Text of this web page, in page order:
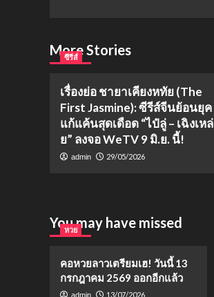
More Stories
ซีรีส์
เรื่องย่อ ชายาเคียงหทัย (The
First Jasmine): ซีรีส์จีนย้อนยุค
แก้แค้นสุดเดือด “ไป๋ลู่ – เฉิงเหล่
ย” ลงจอ WeTV 9 มิ.ย. นี้!
admin 29/05/2026
You may have missed
หวย
คอหวยลาวเตรียมเฮ! วันนี้ 13
กรกฎาคม 2569 ออกอีกแล้ว
admin 13/07/2026